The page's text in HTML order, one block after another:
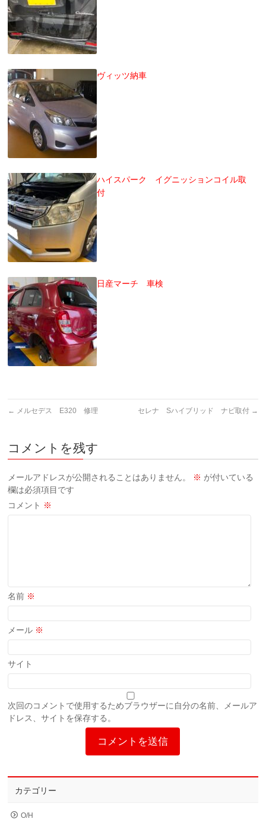
ヴィッツ納車
ハイスパーク イグニッションコイル取
付
日産マーチ 車検
← メルセデス E320 修理 セレナ Sハイブリッド ナビ取付 →
コメントを残す
メールアドレスが公開されることはありません。 ※ が付いている
欄は必須項目です
コメント ※
名前 ※
メール ※
サイト
次回のコメントで使用するためブラウザーに自分の名前、メールア
ドレス、サイトを保存する。
カテゴリー
O/H